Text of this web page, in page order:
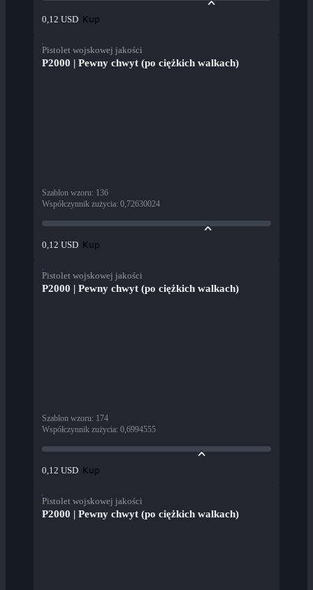
0,12 USD Kup
Pistolet wojskowej jakości
P2000 | Pewny chwyt (po ciężkich walkach)
Szablon wzoru: 136
Współczynnik zużycia: 0,72630024
0,12 USD Kup
Pistolet wojskowej jakości
P2000 | Pewny chwyt (po ciężkich walkach)
Szablon wzoru: 174
Współczynnik zużycia: 0,6994555
0,12 USD Kup
Pistolet wojskowej jakości
P2000 | Pewny chwyt (po ciężkich walkach)